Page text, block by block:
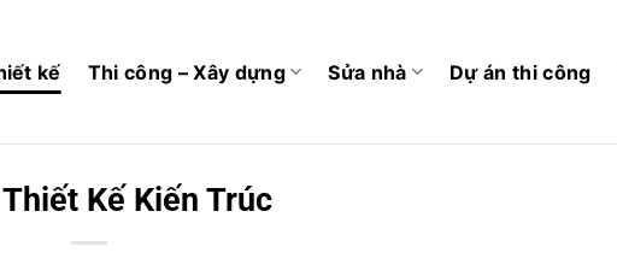
kế Thi công – Xây dựng Sửa nhà Dự án thi công
Kế Kiến Trúc